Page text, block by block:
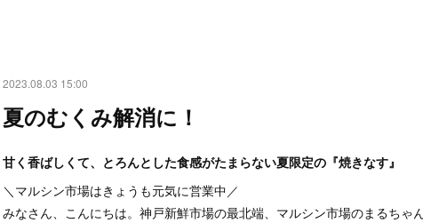
2023.08.03 15:00
夏のむくみ解消に！
甘く香ばしくて、とろんとした食感がたまらない夏限定の『焼きなす』
＼マルシン市場はきょうも元気に営業中／
みなさん、こんにちは。神戸新鮮市場の最北端、マルシン市場のまるちゃん